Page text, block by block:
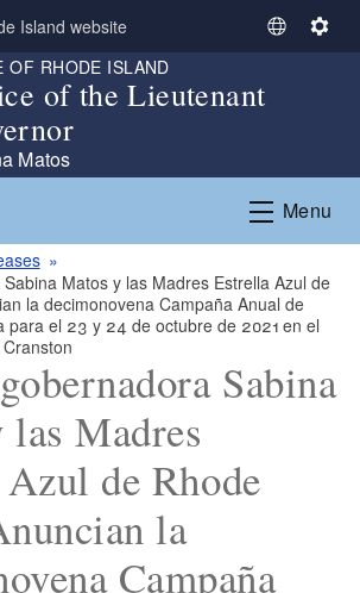
Island website
S
t
L
g
u
a
e
S
n
g
OF RHODE ISLAND
of the Lieutenant
Matos
Menu
Matos y las Madres Estrella Azul de
la decimonovena Campaña Anual de
para el 23 y 24 de octubre de 2021 en el
Sabina
Madres
de Rhode
la
Campaña